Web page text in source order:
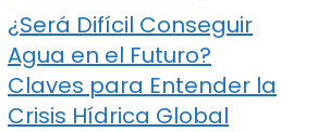
¿Será Difícil Conseguir
Agua en el Futuro?
Claves para Entender la
Crisis Hídrica Global